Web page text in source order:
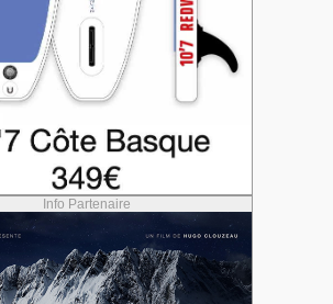
Info Partenaire